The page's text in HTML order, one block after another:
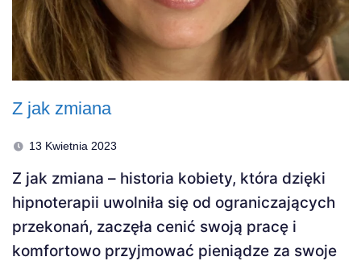
Z jak zmiana
13 Kwietnia 2023
Z jak zmiana – historia kobiety, która dzięki
hipnoterapii uwolniła się od ograniczających
przekonań, zaczęła cenić swoją pracę i
komfortowo przyjmować pieniądze za swoje